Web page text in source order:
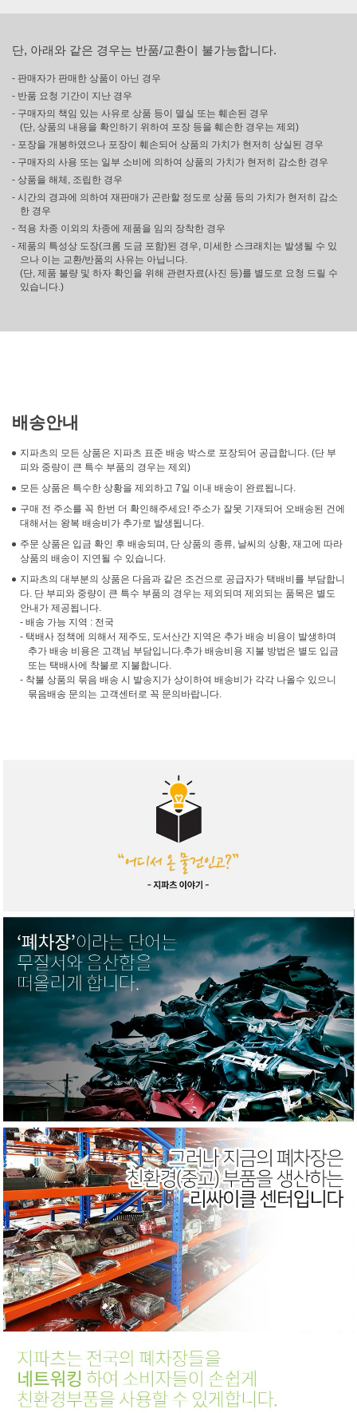
단, 아래와 같은 경우는 반품/교환이 불가능합니다.
- 판매자가 판매한 상품이 아닌 경우
- 반품 요청 기간이 지난 경우
- 구매자의 책임 있는 사유로 상품 등이 멸실 또는 훼손된 경우
(단, 상품의 내용을 확인하기 위하여 포장 등을 훼손한 경우는 제외)
- 포장을 개봉하였으나 포장이 훼손되어 상품의 가치가 현저히 상실된 경우
- 구매자의 사용 또는 일부 소비에 의하여 상품의 가치가 현저히 감소한 경우
- 상품을 해체, 조립한 경우
- 시간의 경과에 의하여 재판매가 곤란할 정도로 상품 등의 가치가 현저히 감소
한 경우
- 적용 차종 이외의 차종에 제품을 임의 장착한 경우
- 제품의 특성상 도장(크롬 도금 포함)된 경우, 미세한 스크래치는 발생될 수 있
으나 이는 교환/반품의 사유는 아닙니다.
(단, 제품 불량 및 하자 확인을 위해 관련자료(사진 등)를 별도로 요청 드릴 수
있습니다.)
배송안내
지파츠의 모든 상품은 지파츠 표준 배송 박스로 포장되어 공급합니다. (단 부
피와 중량이 큰 특수 부품의 경우는 제외)
모든 상품은 특수한 상황을 제외하고 7일 이내 배송이 완료됩니다.
구매 전 주소를 꼭 한번 더 확인해주세요! 주소가 잘못 기재되어 오배송된 건에
대해서는 왕복 배송비가 추가로 발생됩니다.
주문 상품은 입금 확인 후 배송되며, 단 상품의 종류, 날씨의 상황, 재고에 따라
상품의 배송이 지연될 수 있습니다.
지파츠의 대부분의 상품은 다음과 같은 조건으로 공급자가 택배비를 부담합니
다. 단 부피와 중량이 큰 특수 부품의 경우는 제외되며 제외되는 품목은 별도
안내가 제공됩니다.
- 배송 가능 지역 : 전국
- 택배사 정책에 의해서 제주도, 도서산간 지역은 추가 배송 비용이 발생하며
추가 배송 비용은 고객님 부담입니다.추가 배송비용 지불 방법은 별도 입금
또는 택배사에 착불로 지불합니다.
- 착불 상품의 묶음 배송 시 발송지가 상이하여 배송비가 각각 나올수 있으니
묶음배송 문의는 고객센터로 꼭 문의바랍니다.